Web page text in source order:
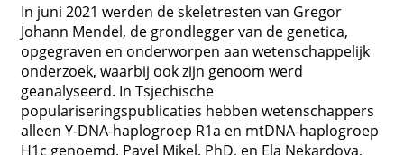
In juni 2021 werden de skeletresten van Gregor
Johann Mendel, de grondlegger van de genetica,
opgegraven en onderworpen aan wetenschappelijk
onderzoek, waarbij ook zijn genoom werd
geanalyseerd. In Tsjechische
populariseringspublicaties hebben wetenschappers
alleen Y-DNA-haplogroep R1a en mtDNA-haplogroep
H1c genoemd. Pavel Mikel, PhD, en Ela Nekardova,